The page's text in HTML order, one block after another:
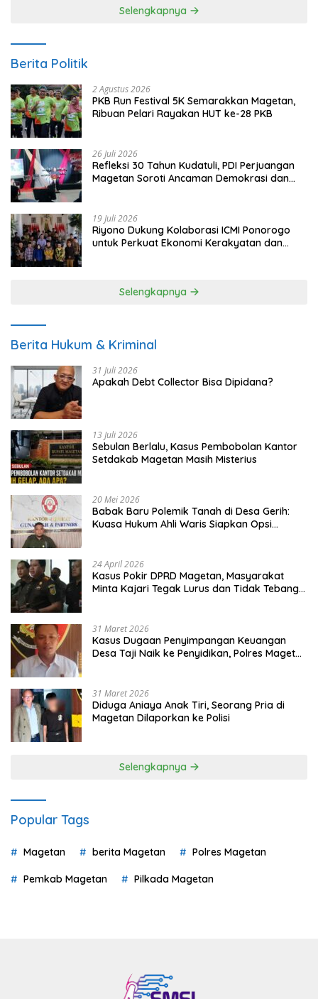
Selengkapnya
Berita Politik
2 Agustus 2026
PKB Run Festival 5K Semarakkan Magetan,
Ribuan Pelari Rayakan HUT ke-28 PKB
26 Juli 2026
Refleksi 30 Tahun Kudatuli, PDI Perjuangan
Magetan Soroti Ancaman Demokrasi dan
19 Juli 2026
Riyono Dukung Kolaborasi ICMI Ponorogo
untuk Perkuat Ekonomi Kerakyatan dan
Selengkapnya
Berita Hukum & Kriminal
31 Juli 2026
Apakah Debt Collector Bisa Dipidana?
13 Juli 2026
Sebulan Berlalu, Kasus Pembobolan Kantor
Setdakab Magetan Masih Misterius
20 Mei 2026
Babak Baru Polemik Tanah di Desa Gerih:
Kuasa Hukum Ahli Waris Siapkan Opsi
24 April 2026
Kasus Pokir DPRD Magetan, Masyarakat
Minta Kajari Tegak Lurus dan Tidak Tebang
31 Maret 2026
Kasus Dugaan Penyimpangan Keuangan
Desa Taji Naik ke Penyidikan, Polres Magetan
31 Maret 2026
Diduga Aniaya Anak Tiri, Seorang Pria di
Magetan Dilaporkan ke Polisi
Selengkapnya
Popular Tags
Magetan berita Magetan Polres Magetan
Pemkab Magetan Pilkada Magetan